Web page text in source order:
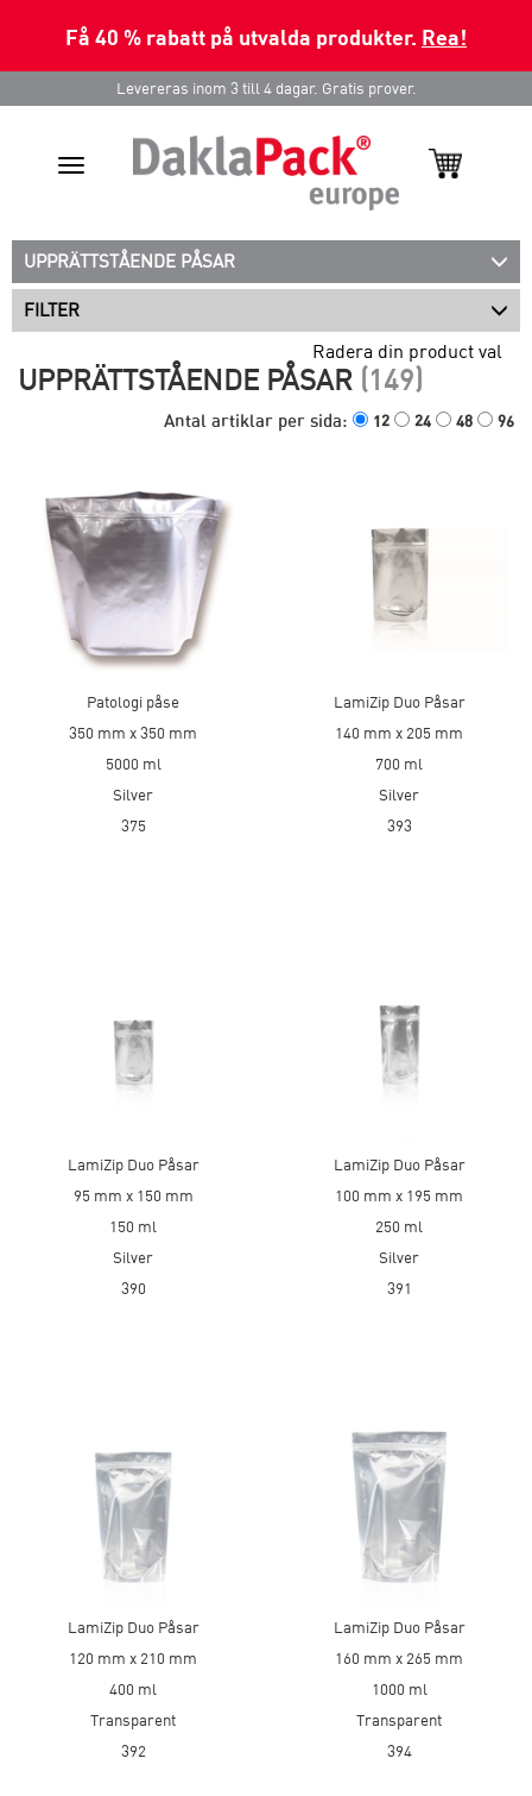
Få 40 % rabatt på utvalda produkter. Rea!
Levereras inom 3 till 4 dagar. Gratis prover.
Toggle
UPPRÄTTSTÅENDE PÅSAR
FILTER
Radera din product val
UPPRÄTTSTÅENDE PÅSAR (149)
Antal artiklar per sida: 12 24 48 96
Patologi påse
350 mm x 350 mm
5000 ml
Silver
375
LamiZip Duo Påsar
140 mm x 205 mm
700 ml
Silver
393
LamiZip Duo Påsar
95 mm x 150 mm
150 ml
Silver
390
LamiZip Duo Påsar
100 mm x 195 mm
250 ml
Silver
391
LamiZip Duo Påsar
120 mm x 210 mm
400 ml
Transparent
392
LamiZip Duo Påsar
160 mm x 265 mm
1000 ml
Transparent
394